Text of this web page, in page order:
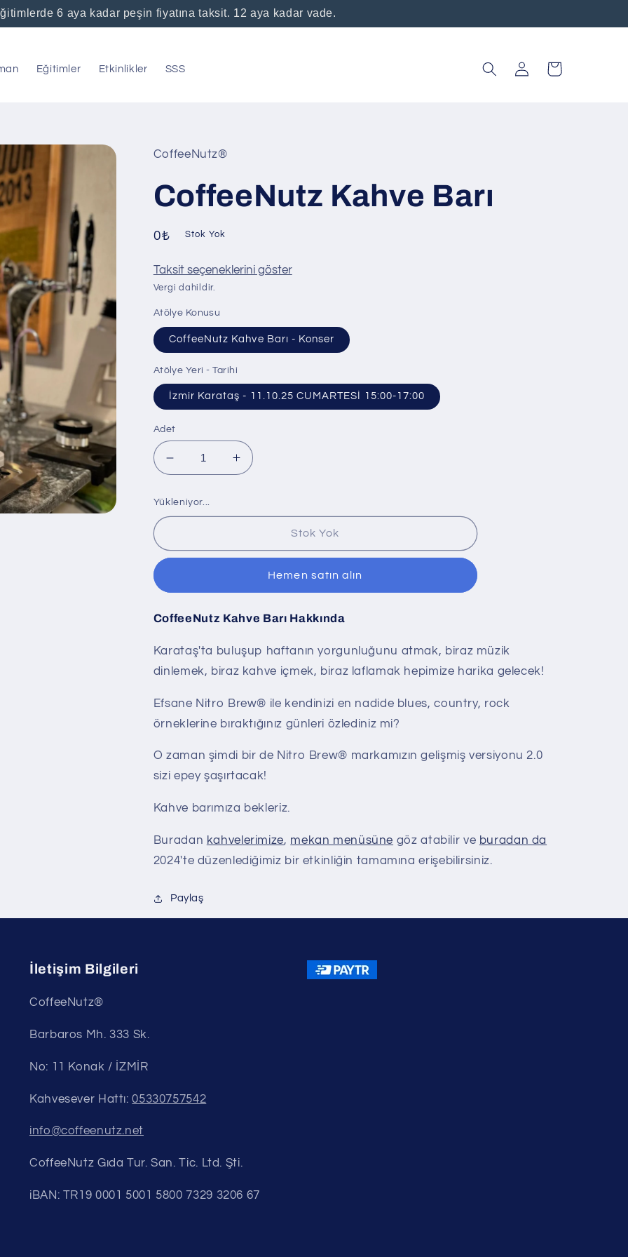
6 aya kadar peşin fiyatına taksit. 12 aya kadar vade.
Eğitimler Etkinlikler SSS
Oturum
aç
Sepet
CoffeeNutz®
CoffeeNutz Kahve Barı
Normal
0₺ Stok Yok
Taksit seçeneklerini göster
Vergi dahildir.
Atölye Konusu
CoffeeNutz Kahve Barı - Konser
Atölye Yeri - Tarihi
İzmir Karataş - 11.10.25 CUMARTESİ 15:00-17:00
Adet
CoffeeNutz
Kahve
Barı
için
CoffeeNutz
Kahve
Yükleniyor...
Stok Yok
Hemen satın alın
CoffeeNutz Kahve Barı Hakkında
Karataş'ta buluşup haftanın yorgunluğunu atmak, biraz müzik
dinlemek, biraz kahve içmek, biraz laflamak hepimize harika gelecek!
Efsane Nitro Brew® ile kendinizi en nadide blues, country, rock
örneklerine bıraktığınız günleri özlediniz mi?
O zaman şimdi bir de Nitro Brew® markamızın gelişmiş versiyonu 2.0
sizi epey şaşırtacak!
Kahve barımıza bekleriz.
Buradan kahvelerimize, mekan menüsüne göz atabilir ve buradan da
2024'te düzenlediğimiz bir etkinliğin tamamına erişebilirsiniz.
Paylaş
İletişim Bilgileri
CoffeeNutz®
Barbaros Mh. 333 Sk.
No: 11 Konak / İZMİR
Kahvesever Hattı:05330757542
info@coffeenutz.net
CoffeeNutz Gıda Tur. San. Tic. Ltd. Şti.
iBAN: TR19 0001 5001 5800 7329 3206 67